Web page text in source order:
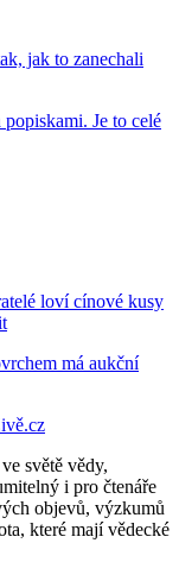
jak to zanechali
Je to celé
loví cínové kusy
má aukční
světě vědy,
i pro čtenáře
objevů, výzkumů
které mají vědecké